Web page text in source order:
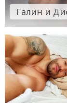
Галин и